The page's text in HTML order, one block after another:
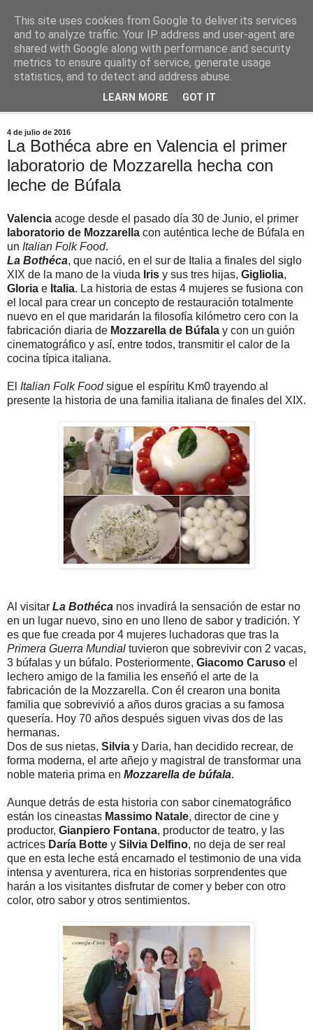
Comoju
La Cocina del Día a Día y el día a día de la Gastronomía
4 de julio de 2016
La Bothéca abre en Valencia el primer
laboratorio de Mozzarella hecha con
leche de Búfala
Valencia acoge desde el pasado día 30 de Junio, el primer
laboratorio de Mozzarella con auténtica leche de Búfala en
un Italian Folk Food.
La Bothéca, que nació, en el sur de Italia a finales del siglo
XIX de la mano de la viuda Iris y sus tres hijas, Gigliolia,
Gloria e Italia. La historia de estas 4 mujeres se fusiona con
el local para crear un concepto de restauración totalmente
nuevo en el que maridarán la filosofía kilómetro cero con la
fabricación diaria de Mozzarella de Búfala y con un guión
cinematográfico y así, entre todos, transmitir el calor de la
cocina típica italiana.
El Italian Folk Foodsigue el espíritu Km0 trayendo al
presente la historia de una familia italiana de finales del XIX.
Al visitar La Bothéca nos invadirá la sensación de estar no
en un lugar nuevo, sino en uno lleno de sabor y tradición. Y
es que fue creada por 4 mujeres luchadoras que tras la
Primera Guerra Mundial tuvieron que sobrevivir con 2 vacas,
3 búfalas y un búfalo. Posteriormente, Giacomo Caruso el
lechero amigo de la familia les enseñó el arte de la
fabricación de la Mozzarella. Con él crearon una bonita
familia que sobrevivió a años duros gracias a su famosa
quesería. Hoy 70 años después siguen vivas dos de las
hermanas.
Dos de sus nietas, Silvia y Daria, han decidido recrear, de
forma moderna, el arte añejo y magistral de transformar una
noble materia prima en Mozzarella de búfala.
Aunque detrás de esta historia con sabor cinematográfico
están los cineastas Massimo Natale, director de cine y
productor, Gianpiero Fontana, productor de teatro, y las
actrices Daría Botte y Silvia Delfino, no deja de ser real
que en esta leche está encarnado el testimonio de una vida
intensa y aventurera, rica en historias sorprendentes que
harán a los visitantes disfrutar de comer y beber con otro
color, otro sabor y otros sentimientos.
This site uses cookies from Google to deliver its services
and to analyze traffic. Your IP address and user-agent are
shared with Google along with performance and security
metrics to ensure quality of service, generate usage
statistics, and to detect and address abuse.
LEARN MORE GOT IT